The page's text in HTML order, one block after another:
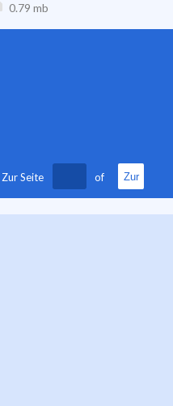
0.79 mb
Zur Seite of Zur